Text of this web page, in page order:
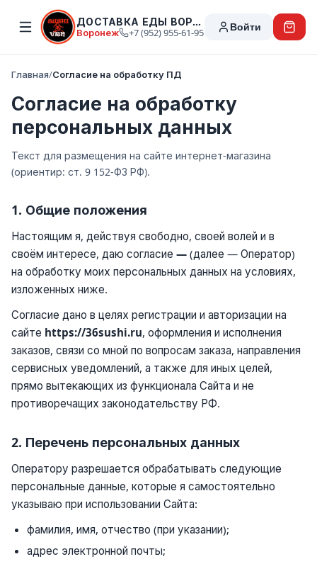
ДОСТАВКА ЕДЫ ВОРОНЕЖ
Воронеж +7 (952) 955-61-95 Войти
Главная/Согласие на обработку ПД
Согласие на обработку
персональных данных
Текст для размещения на сайте интернет-магазина
(ориентир: ст. 9 152-ФЗ РФ).
1. Общие положения
Настоящим я, действуя свободно, своей волей и в
своём интересе, даю согласие — (далее — Оператор)
на обработку моих персональных данных на условиях,
изложенных ниже.
Согласие дано в целях регистрации и авторизации на
сайте https://36sushi.ru, оформления и исполнения
заказов, связи со мной по вопросам заказа, направления
сервисных уведомлений, а также для иных целей,
прямо вытекающих из функционала Сайта и не
противоречащих законодательству РФ.
2. Перечень персональных данных
Оператору разрешается обрабатывать следующие
персональные данные, которые я самостоятельно
указываю при использовании Сайта:
фамилия, имя, отчество (при указании);
адрес электронной почты;